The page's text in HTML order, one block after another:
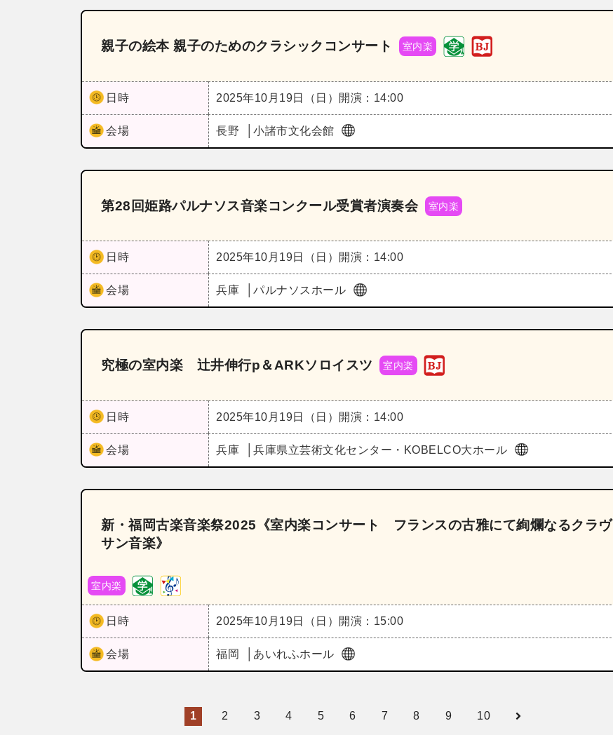
親子の絵本 親子のためのクラシックコンサート 室内楽
日時 2025年10月19日（日） 開演：14:00
会場 長野 小諸市文化会館
第28回姫路パルナソス音楽コンクール受賞者演奏会 室内楽
日時 2025年10月19日（日） 開演：14:00
会場 兵庫 パルナソスホール
究極の室内楽 辻井伸行p＆ARKソロイスツ 室内楽
日時 2025年10月19日（日） 開演：14:00
会場 兵庫 兵庫県立芸術文化センター・KOBELCO大ホール
新・福岡古楽音楽祭2025《室内楽コンサート フランスの古雅にて絢爛なるクラヴ
サン音楽》
室内楽
日時 2025年10月19日（日） 開演：15:00
会場 福岡 あいれふホール
1 2 3 4 5 6 7 8 9 10